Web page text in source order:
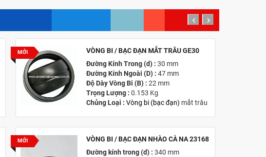
MỚI
VÒNG BI / BẠC ĐẠN MẮT TRÂU GE30
Đường Kính Trong (d) : 30 mm
Đường Kính Ngoài (D) : 47 mm
Độ Dày Vòng Bi (B) : 22 mm
Trọng Lượng :0.153 Kg
Chủng Loại :Vòng bi (bạc đạn) mắt trâu
MỚI
VÒNG BI / BẠC ĐẠN NHÀO CÀ NA 23168
Đường kính trong (d) : 340 mm
prev next